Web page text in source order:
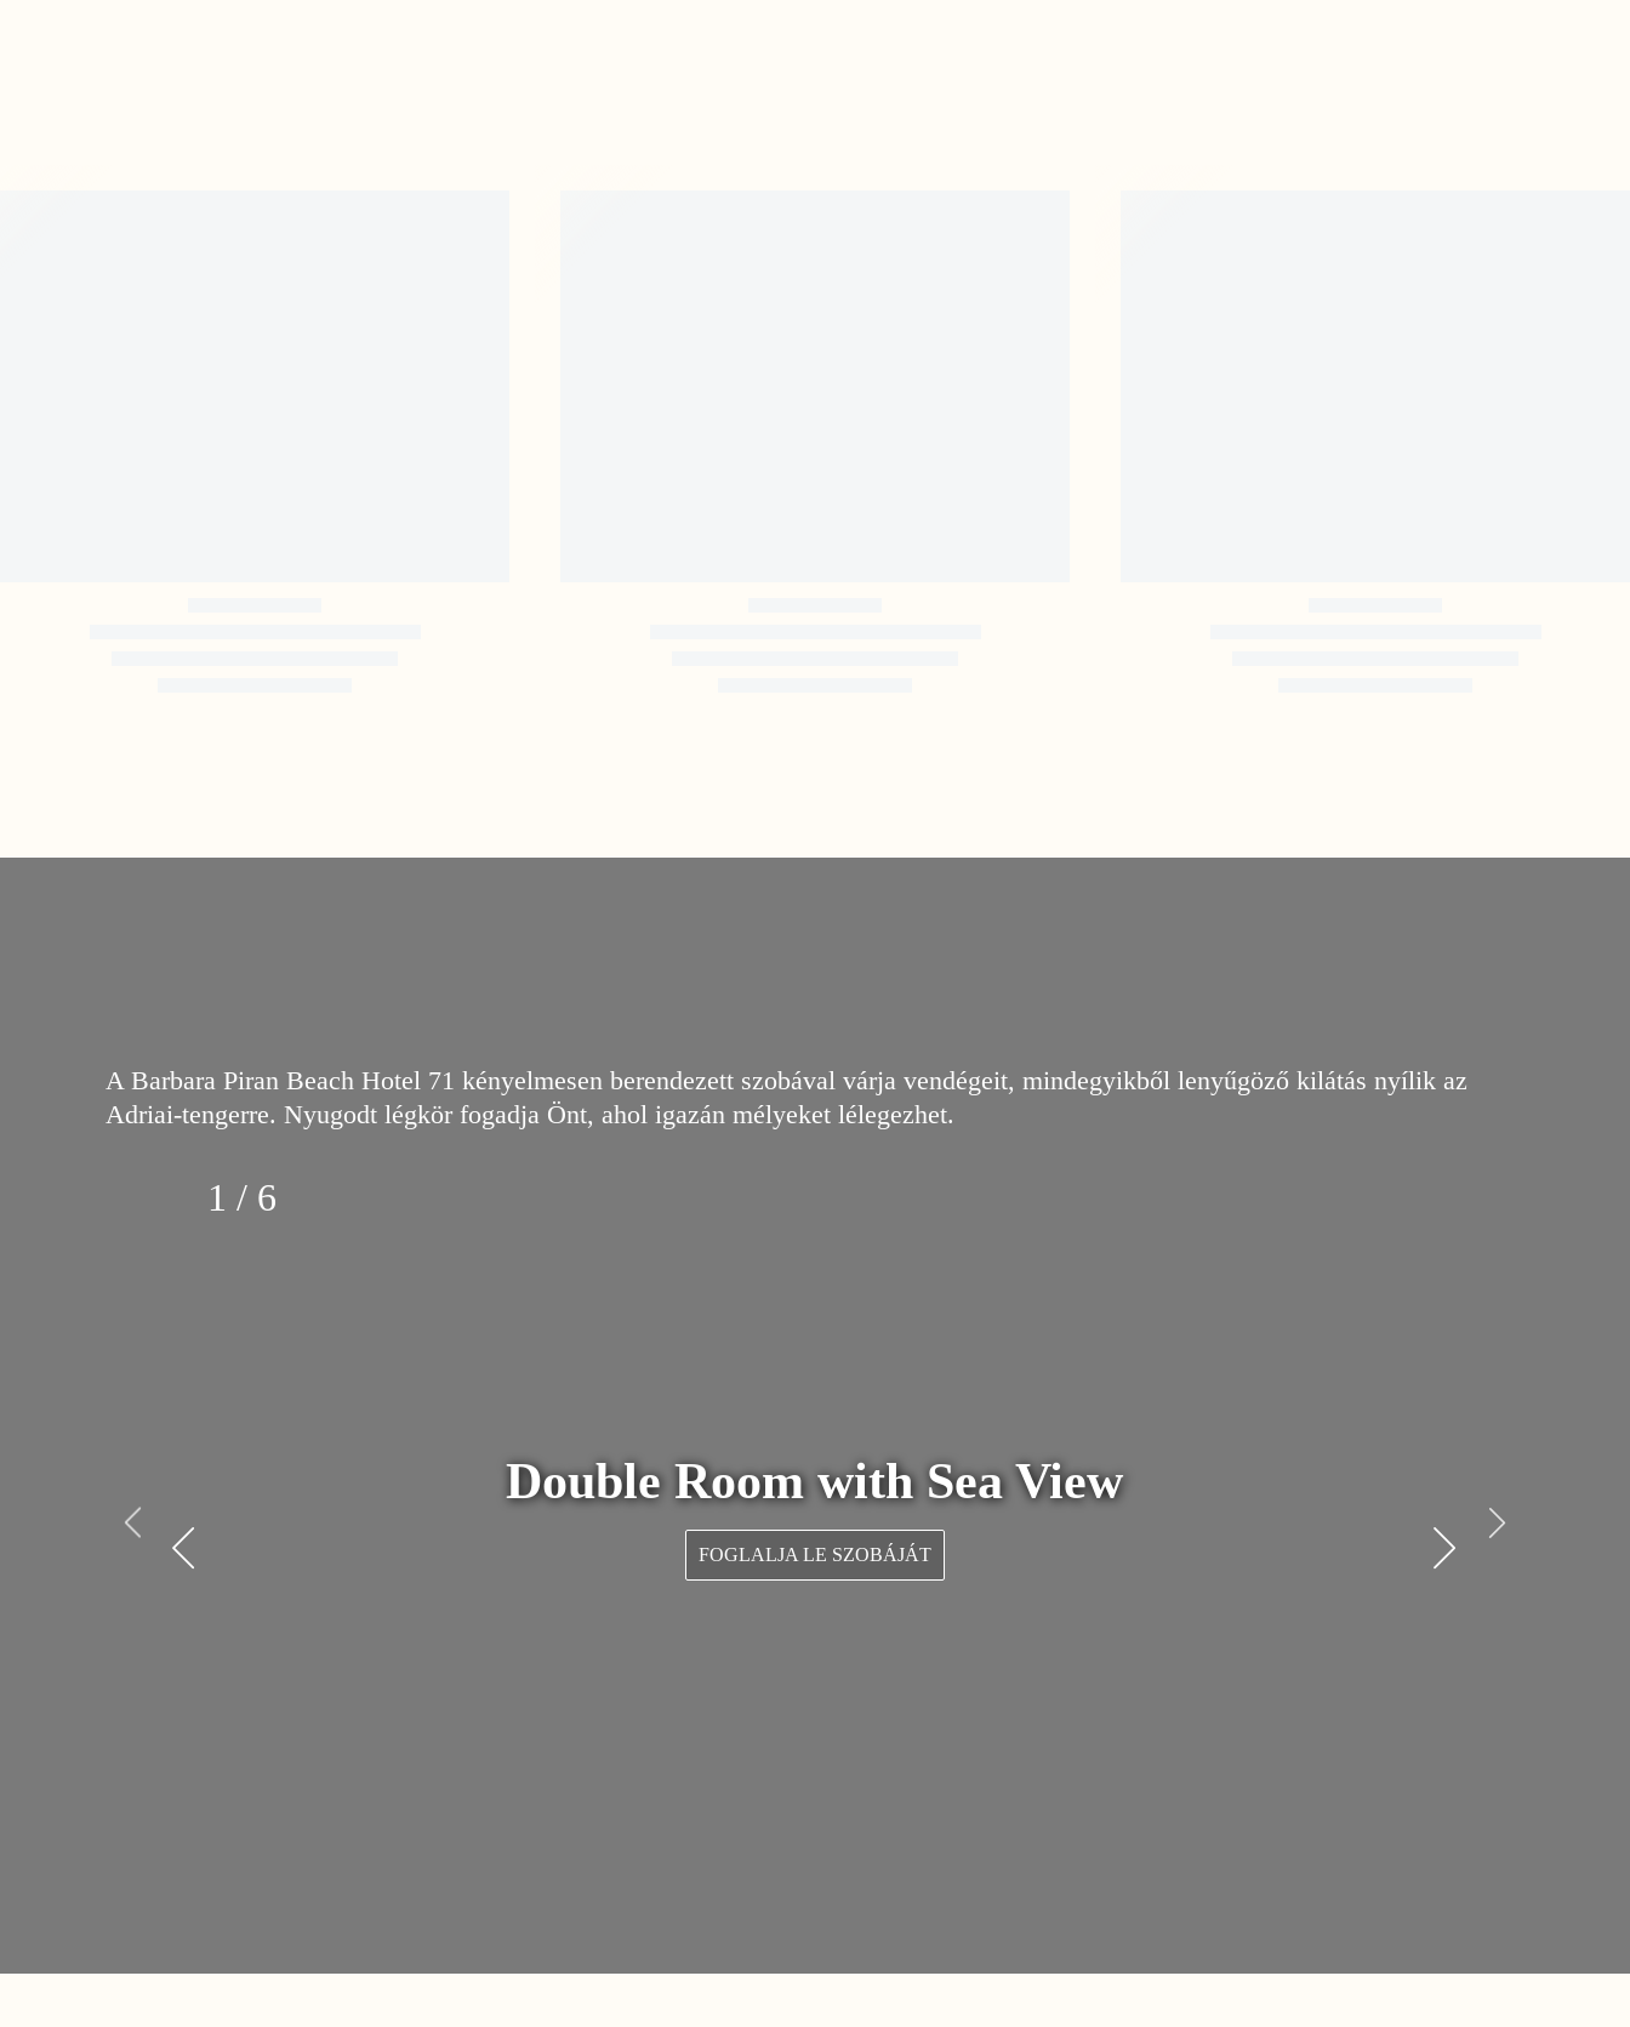
A Barbara Piran Beach Hotel 71 kényelmesen berendezett szobával várja vendégeit, mindegyikből lenyűgöző kilátás nyílik az
Adriai-tengerre. Nyugodt légkör fogadja Önt, ahol igazán mélyeket lélegezhet.
1 / 6
Double Room with Sea View​
FOGLALJA LE SZOBÁJÁT